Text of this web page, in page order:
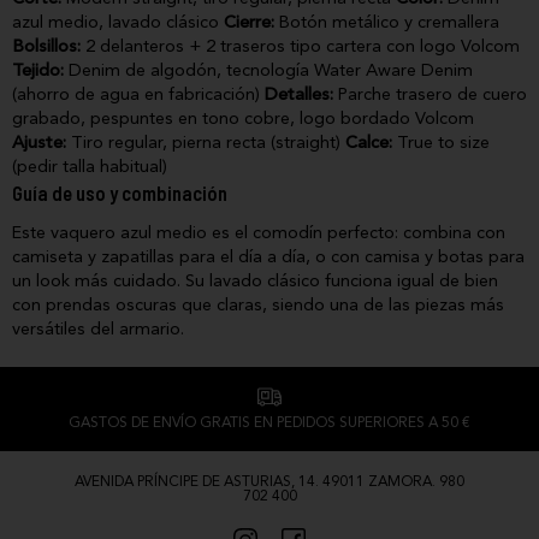
azul medio, lavado clásico Cierre: Botón metálico y cremallera
Bolsillos: 2 delanteros + 2 traseros tipo cartera con logo Volcom
Tejido: Denim de algodón, tecnología Water Aware Denim
(ahorro de agua en fabricación) Detalles: Parche trasero de cuero
grabado, pespuntes en tono cobre, logo bordado Volcom
Ajuste: Tiro regular, pierna recta (straight) Calce: True to size
(pedir talla habitual)
Guía de uso y combinación
Este vaquero azul medio es el comodín perfecto: combina con
camiseta y zapatillas para el día a día, o con camisa y botas para
un look más cuidado. Su lavado clásico funciona igual de bien
con prendas oscuras que claras, siendo una de las piezas más
versátiles del armario.
GASTOS DE ENVÍO GRATIS EN PEDIDOS SUPERIORES A 50 €
AVENIDA PRÍNCIPE DE ASTURIAS, 14. 49011 ZAMORA. 980
702 400